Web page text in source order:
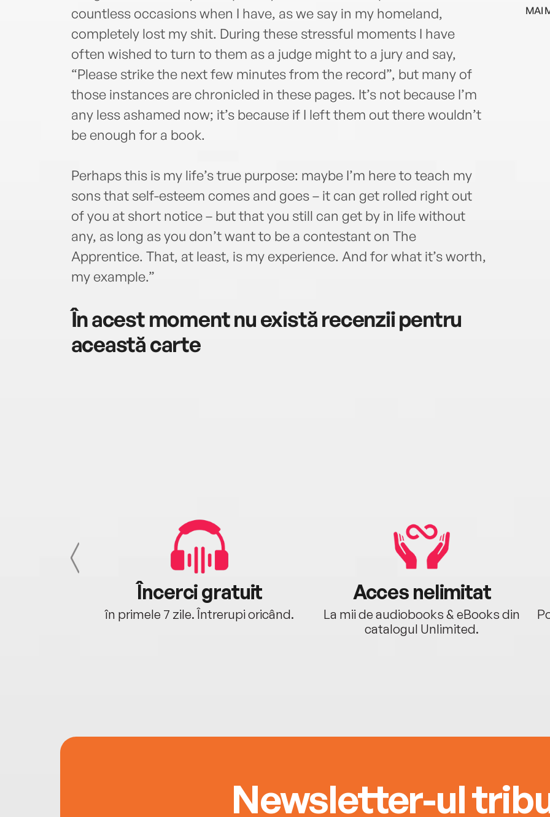
countless occasions when I have, as we say in my homeland,
completely lost my shit. During these stressful moments I have
often wished to turn to them as a judge might to a jury and say,
“Please strike the next few minutes from the record”, but many of
those instances are chronicled in these pages. It’s not because I’m
any less ashamed now; it’s because if I left them out there wouldn’t
be enough for a book.
Perhaps this is my life’s true purpose: maybe I’m here to teach my
sons that self-esteem comes and goes – it can get rolled right out
of you at short notice – but that you still can get by in life without
any, as long as you don’t want to be a contestant on The
Apprentice. That, at least, is my experience. And for what it’s worth,
my example.”
În acest moment nu există recenzii pentru
această carte
with
MAI
Încerci gratuit
în primele 7 zile. Întrerupi oricând.
Acces nelimitat
La mii de audiobooks & eBooks din
catalogul Unlimited.
Newsletter-ul